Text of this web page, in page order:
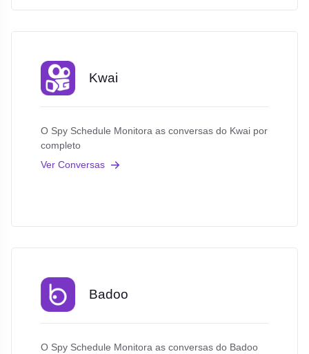
Kwai
O Spy Schedule Monitora as conversas do Kwai por
completo
Ver Conversas
Badoo
O Spy Schedule Monitora as conversas do Badoo